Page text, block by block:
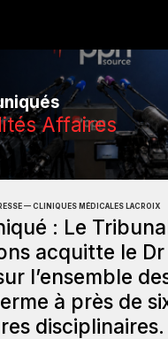
Affaires
— CLINIQUES MÉDICALES LACROIX
: Le
acquitte le
l’ensemble
à près de
disciplinaires.